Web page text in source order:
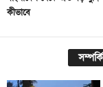
কীভাবে